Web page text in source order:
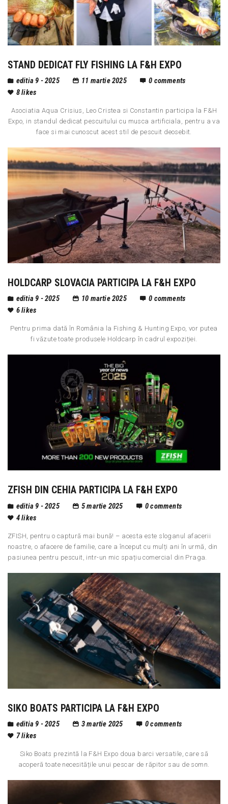
STAND DEDICAT FLY FISHING LA F&H EXPO
editia 9 - 2025 11 martie 2025 0 comments
8likes
Asociatia Aqua Crisius, Leo Cristea si Constantin participa la F&H
Expo, in standul dedicat pescuitului cu musca artificiala, pentru a va
face si mai cunoscut acest stil de pescuit deosebit.
HOLDCARP SLOVACIA PARTICIPA LA F&H EXPO
editia 9 - 2025 10 martie 2025 0 comments
6likes
Pentru prima dată în România la Fishing & Hunting Expo, vor putea
fi văzute toate produsele Holdcarp în cadrul expoziției.
ZFISH DIN CEHIA PARTICIPA LA F&H EXPO
editia 9 - 2025 5 martie 2025 0comments
4likes
ZFISH, pentru o captură mai bună! – acesta este sloganul afacerii
noastre, o afacere de familie, care a început cu mulți ani în urmă, din
pasiunea pentru pescuit, intr-un mic spațiu comercial din Praga.
SIKO BOATS PARTICIPA LA F&H EXPO
editia 9 - 2025 3 martie 2025 0comments
7likes
Siko Boats prezintă la F&H Expo doua barci versatile, care să
acoperă toate necesitățile unui pescar de răpitor sau de somn.